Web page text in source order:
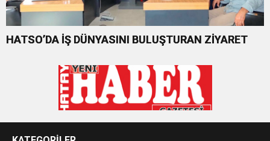
HATSO’DA İŞ DÜNYASINI BULUŞTURAN ZİYARET